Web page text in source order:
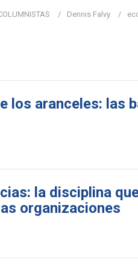
Dennis Falvy
los aranceles: las
la disciplina
organizaciones